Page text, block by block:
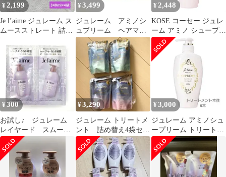
¥2,199
Je l’aime ジュレーム ス
ムースストレート 詰替
¥3,499
ジュレーム アミノシ
ュプリーム ヘアマス
ク ５本セット
¥ 2,448
KOSE コーセー ジュレ
ーム アミノ シュープリ
ーム シャンプー (ベル
ベット
¥300
お試し♪ ジュレーム
レイヤード スムー
ス ストレートケア
シャントリ １セット
¥3,290
ジュレーム トリートメ
ント 詰め替え4袋セッ
ト
¥ 3,000
ジュレーム アミノシュ
ープリーム トリートメ
ント 6本